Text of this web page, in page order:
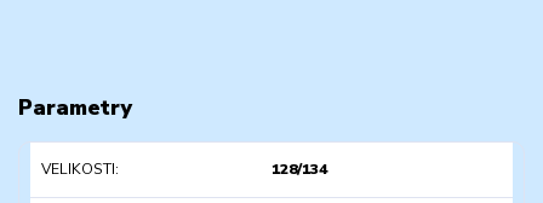
Parametry
VELIKOSTI 128/134